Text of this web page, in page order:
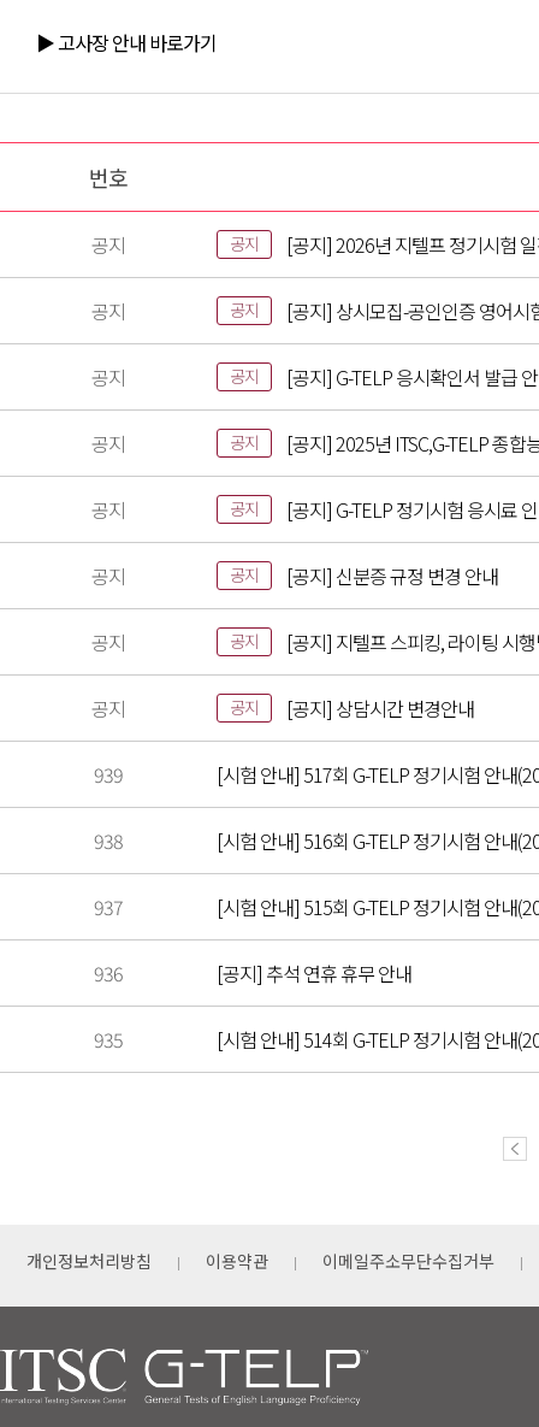
▶ 고사장 안내 바로가기
번호
공지 공지 [공지] 2026년 지텔프 정기시험
공지 공지 [공지] 상시모집-공인인증 영어시
공지 공지 [공지] G-TELP 응시확인서 발급
공지 공지 [공지] 2025년 ITSC,G-TELP 종합
공지 공지 [공지] G-TELP 정기시험 응시료
공지 공지 [공지] 신분증 규정 변경 안내
공지 공지 [공지] 지텔프 스피킹, 라이팅 시
공지 공지 [공지] 상담시간 변경안내
939 [시험 안내] 517회 G-TELP 정기시험 안내
938 [시험 안내] 516회 G-TELP 정기시험 안내
937 [시험 안내] 515회 G-TELP 정기시험 안내
936 [공지] 추석 연휴 휴무 안내
935 [시험 안내] 514회 G-TELP 정기시험 안내
개인정보처리방침 이용약관 이메일주소무단수집거부